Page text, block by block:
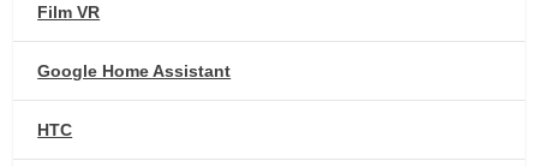
Film VR
Google Home Assistant
HTC